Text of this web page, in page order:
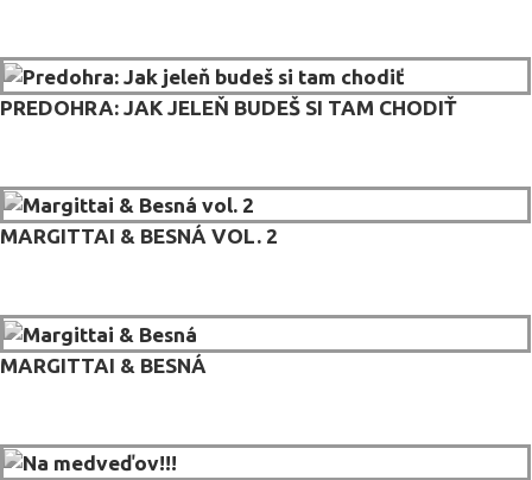
PREDOHRA: JAK JELEŇ BUDEŠ SI TAM CHODIŤ
MARGITTAI & BESNÁ VOL. 2
MARGITTAI & BESNÁ